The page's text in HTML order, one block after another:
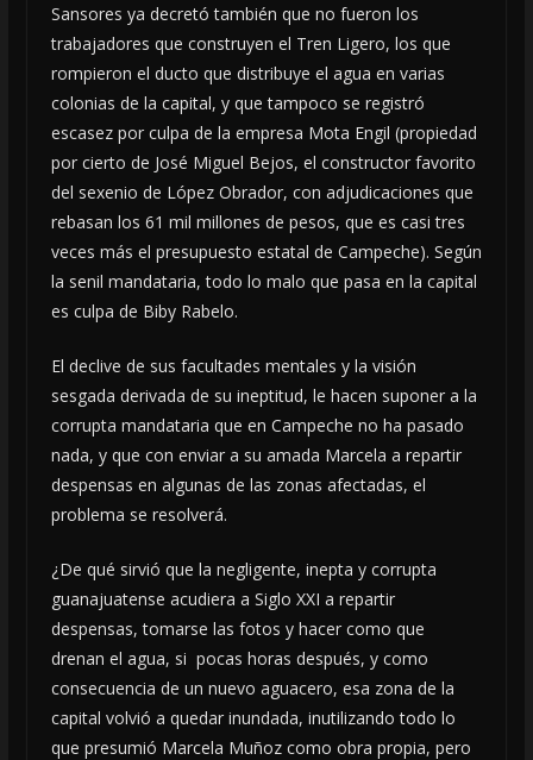
Sansores ya decretó también que no fueron los
trabajadores que construyen el Tren Ligero, los que
rompieron el ducto que distribuye el agua en varias
colonias de la capital, y que tampoco se registró
escasez por culpa de la empresa Mota Engil (propiedad
por cierto de José Miguel Bejos, el constructor favorito
del sexenio de López Obrador, con adjudicaciones que
rebasan los 61 mil millones de pesos, que es casi tres
veces más el presupuesto estatal de Campeche). Según
la senil mandataria, todo lo malo que pasa en la capital
es culpa de Biby Rabelo.
El declive de sus facultades mentales y la visión
sesgada derivada de su ineptitud, le hacen suponer a la
corrupta mandataria que en Campeche no ha pasado
nada, y que con enviar a su amada Marcela a repartir
despensas en algunas de las zonas afectadas, el
problema se resolverá.
¿De qué sirvió que la negligente, inepta y corrupta
guanajuatense acudiera a Siglo XXI a repartir
despensas, tomarse las fotos y hacer como que
drenan el agua, si pocas horas después, y como
consecuencia de un nuevo aguacero, esa zona de la
capital volvió a quedar inundada, inutilizando todo lo
que presumió Marcela Muñoz como obra propia, pero